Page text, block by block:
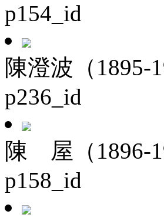
p154_id
陳澄波（1895-
p236_id
陳 屋（1896-
p158_id